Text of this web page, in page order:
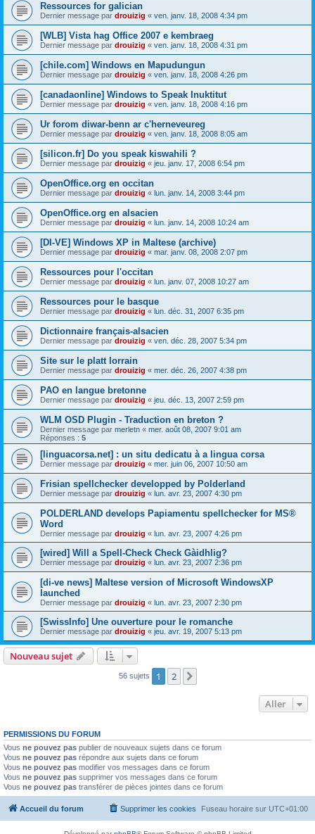
Ressources for galician
Dernier message par drouizig « ven. janv. 18, 2008 4:34 pm
[WLB] Vista hag Office 2007 e kembraeg
Dernier message par drouizig « ven. janv. 18, 2008 4:31 pm
[chile.com] Windows en Mapudungun
Dernier message par drouizig « ven. janv. 18, 2008 4:26 pm
[canadaonline] Windows to Speak Inuktitut
Dernier message par drouizig « ven. janv. 18, 2008 4:16 pm
Ur forom diwar-benn ar c'herneveureg
Dernier message par drouizig « ven. janv. 18, 2008 8:05 am
[silicon.fr] Do you speak kiswahili ?
Dernier message par drouizig « jeu. janv. 17, 2008 6:54 pm
OpenOffice.org en occitan
Dernier message par drouizig « lun. janv. 14, 2008 3:44 pm
OpenOffice.org en alsacien
Dernier message par drouizig « lun. janv. 14, 2008 10:24 am
[DI-VE] Windows XP in Maltese (archive)
Dernier message par drouizig « mar. janv. 08, 2008 2:07 pm
Ressources pour l'occitan
Dernier message par drouizig « lun. janv. 07, 2008 10:27 am
Ressources pour le basque
Dernier message par drouizig « lun. déc. 31, 2007 6:35 pm
Dictionnaire français-alsacien
Dernier message par drouizig « ven. déc. 28, 2007 5:34 pm
Site sur le platt lorrain
Dernier message par drouizig « mer. déc. 26, 2007 4:38 pm
PAO en langue bretonne
Dernier message par drouizig « jeu. déc. 13, 2007 2:59 pm
WLM OSD Plugin - Traduction en breton ?
Dernier message par merletn « mer. août 08, 2007 9:01 am
Réponses : 5
[linguacorsa.net] : un situ dedicatu à a lingua corsa
Dernier message par drouizig « mer. juin 06, 2007 10:50 am
Frisian spellchecker developped by Polderland
Dernier message par drouizig « lun. avr. 23, 2007 4:30 pm
POLDERLAND develops Papiamentu spellchecker for MS®
Word
Dernier message par drouizig « lun. avr. 23, 2007 4:26 pm
[wired] Will a Spell-Check Check Gàidhlig?
Dernier message par drouizig « lun. avr. 23, 2007 2:36 pm
[di-ve news] Maltese version of Microsoft WindowsXP
launched
Dernier message par drouizig « lun. avr. 23, 2007 2:30 pm
[SwissInfo] Une ouverture pour le romanche
Dernier message par drouizig « jeu. avr. 19, 2007 5:13 pm
Nouveau sujet
56 sujets 1 2
Aller
PERMISSIONS DU FORUM
Vous ne pouvez pas publier de nouveaux sujets dans ce forum
Vous ne pouvez pas répondre aux sujets dans ce forum
Vous ne pouvez pas modifier vos messages dans ce forum
Vous ne pouvez pas supprimer vos messages dans ce forum
Vous ne pouvez pas transférer de pièces jointes dans ce forum
Accueil du forum Fuseau horaire sur UTC+01:00
Supprimer les cookies